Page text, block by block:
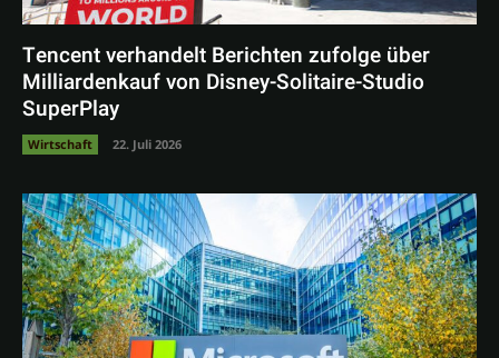
Tencent verhandelt Berichten zufolge über
Milliardenkauf von Disney-Solitaire-Studio
SuperPlay
Wirtschaft 22. Juli 2026